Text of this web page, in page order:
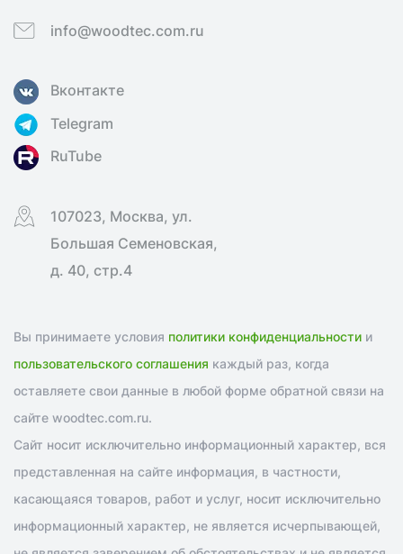
info@woodtec.com.ru
Вконтакте
Telegram
RuTube
107023, Москва, ул.
Большая Семеновская,
д. 40, стр.4
Вы принимаете условия политики конфиденциальности и
пользовательского соглашения каждый раз, когда
оставляете свои данные в любой форме обратной связи на
сайте woodtec.com.ru.
Сайт носит исключительно информационный характер, вся
представленная на сайте информация, в частности,
касающаяся товаров, работ и услуг, носит исключительно
информационный характер, не является исчерпывающей,